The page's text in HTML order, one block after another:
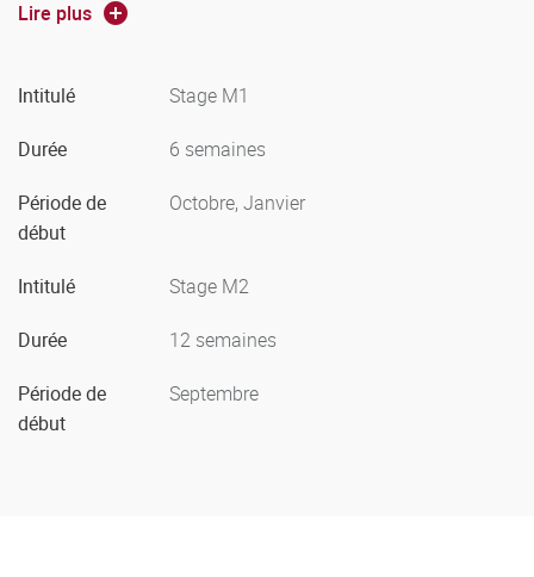
l'année soit en responsabilité (contractuel) soit en
Lire plus
Intitulé Stage M1
Durée 6 semaines
Période de
début
Octobre, Janvier
Intitulé Stage M2
Durée 12 semaines
Période de
début
Septembre